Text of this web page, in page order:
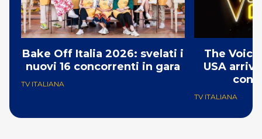
Bake Off Italia 2026: svelati i
nuovi 16 concorrenti in gara
TV ITALIANA
The
USA
TV ITALIANA